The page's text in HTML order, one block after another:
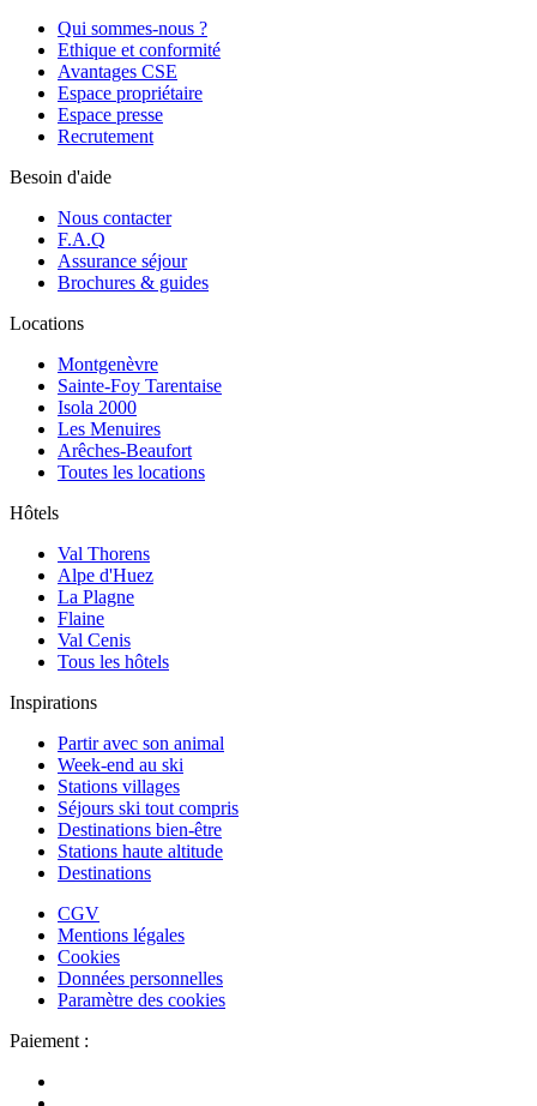
Qui sommes-nous ?
Ethique et conformité
Avantages CSE
Espace propriétaire
Espace presse
Recrutement
Besoin d'aide
Nous contacter
F.A.Q
Assurance séjour
Brochures & guides
Locations
Montgenèvre
Sainte-Foy Tarentaise
Isola 2000
Les Menuires
Arêches-Beaufort
Toutes les locations
Hôtels
Val Thorens
Alpe d'Huez
La Plagne
Flaine
Val Cenis
Tous les hôtels
Inspirations
Partir avec son animal
Week-end au ski
Stations villages
Séjours ski tout compris
Destinations bien-être
Stations haute altitude
Destinations
CGV
Mentions légales
Cookies
Données personnelles
Paramètre des cookies
Paiement :